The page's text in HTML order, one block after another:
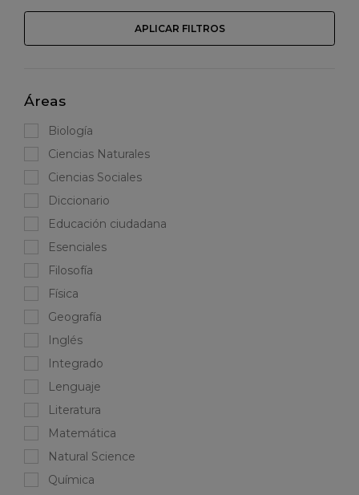
APLICAR FILTROS
Áreas
Biología
Ciencias Naturales
Ciencias Sociales
Diccionario
Educación ciudadana
Esenciales
Filosofía
Física
Geografía
Inglés
Integrado
Lenguaje
Literatura
Matemática
Natural Science
Química